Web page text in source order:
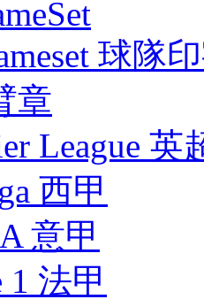
球隊
章
League 英
西甲
意甲
1 法甲